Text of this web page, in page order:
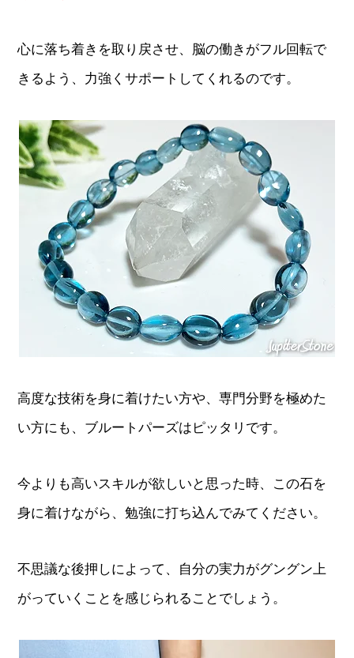
心に落ち着きを取り戻させ、脳の働きがフル回転で
きるよう、力強くサポートしてくれるのです。
高度な技術を身に着けたい方や、専門分野を極めた
い方にも、ブルートパーズはピッタリです。
今よりも高いスキルが欲しいと思った時、この石を
身に着けながら、勉強に打ち込んでみてください。
不思議な後押しによって、自分の実力がグングン上
がっていくことを感じられることでしょう。